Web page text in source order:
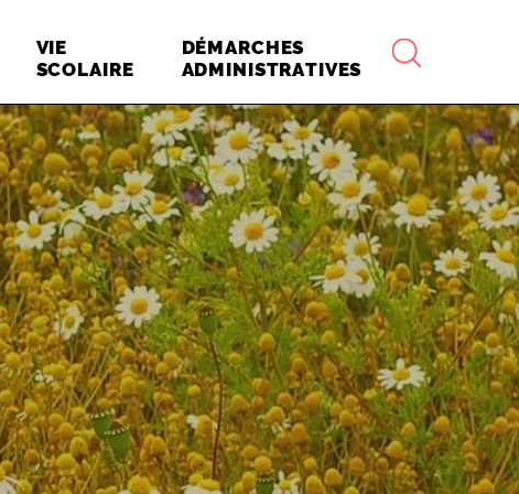
VIE
SCOLAIRE
DÉMARCHES
ADMINISTRATIVES